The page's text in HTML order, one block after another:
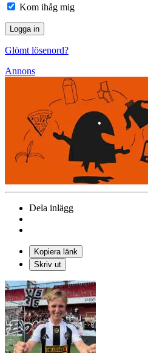
Kom ihåg mig
Glömt lösenord?
Annons
Dela inlägg
Kopiera länk
Skriv ut